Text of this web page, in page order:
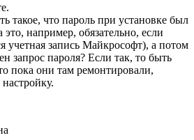
такое, что пароль при установке был
это, например, обязательно, если
учетная запись Майкрософт), а потом
запрос пароля? Если так, то быть
пока они там ремонтировали,